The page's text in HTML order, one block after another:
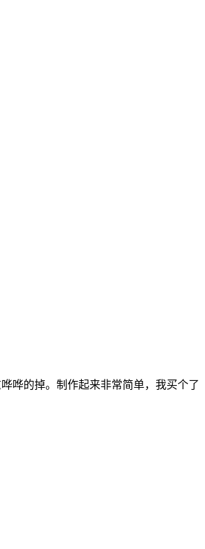
哗的掉。制作起来非常简单，我买个了